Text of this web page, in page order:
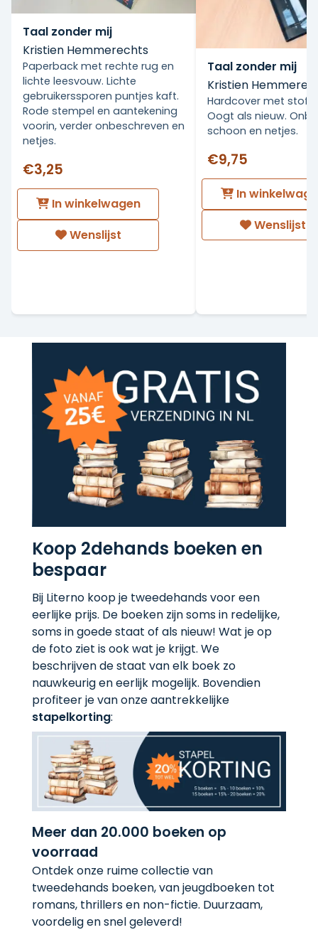
Taal zonder mij
Kristien Hemmerechts
Paperback met rechte rug en
lichte leesvouw. Lichte
gebruikerssporen puntjes kaft.
Rode stempel en aantekening
voorin, verder onbeschreven en
netjes.
€3,25
In winkelwagen
Wenslijst
Taal zonder mij
Kristien
Hardcover met
Oogt als nieuw.
schoon en netjes.
€9,75
In
Wenslijst
Koop 2dehands boeken en
bespaar
Bij Literno koop je tweedehands voor een
eerlijke prijs. De boeken zijn soms in redelijke,
soms in goede staat of als nieuw! Wat je op
de foto ziet is ook wat je krijgt. We
beschrijven de staat van elk boek zo
nauwkeurig en eerlijk mogelijk. Bovendien
profiteer je van onze aantrekkelijke
stapelkorting:
Meer dan 20.000 boeken op
voorraad
Ontdek onze ruime collectie van
tweedehands boeken, van jeugdboeken tot
romans, thrillers en non-fictie. Duurzaam,
voordelig en snel geleverd!